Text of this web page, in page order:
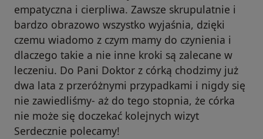
empatyczna i cierpliwa. Zawsze skrupulatnie i
bardzo obrazowo wszystko wyjaśnia, dzięki
czemu wiadomo z czym mamy do czynienia i
dlaczego takie a nie inne kroki są zalecane w
leczeniu. Do Pani Doktor z córką chodzimy już
dwa lata z przeróżnymi przypadkami i nigdy się
nie zawiedliśmy- aż do tego stopnia, że córka
nie może się doczekać kolejnych wizyt
Serdecznie polecamy!